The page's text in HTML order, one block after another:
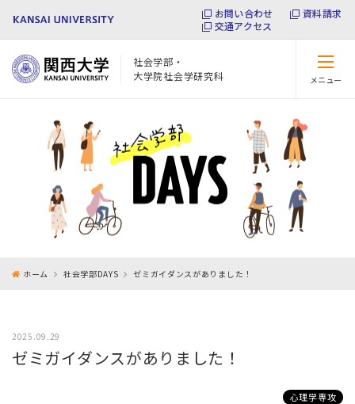
お問い合わせ
資料請求
交通アクセス
社会学部・
大学院社会学研究科
メニュー
ホーム 社会学部DAYS ゼミガイダンスがありました！
2025.09.29
ゼミガイダンスがありました！
心理学専攻